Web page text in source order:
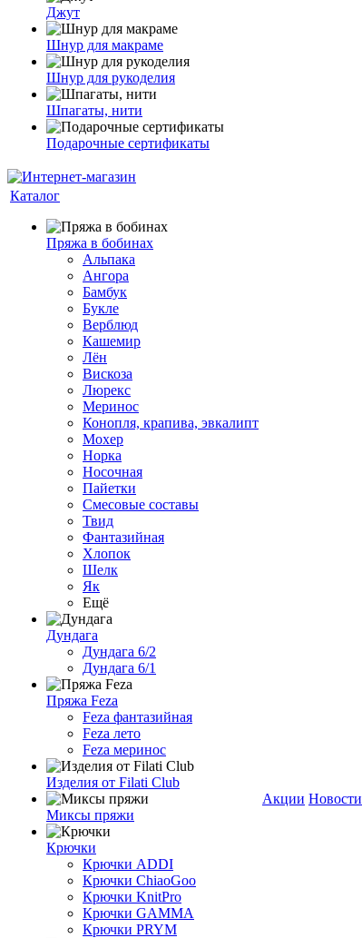
Джут
Шнур для макраме
Шнур для рукоделия
Шпагаты, нити
Подарочные сертификаты
Каталог
Пряжа в бобинах
Альпака
Ангора
Бамбук
Букле
Верблюд
Кашемир
Лён
Вискоза
Люрекс
Меринос
Конопля, крапива, эвкалипт
Мохер
Норка
Носочная
Пайетки
Смесовые составы
Твид
Фантазийная
Хлопок
Шелк
Як
Ещё
Дундага
Дундага 6/2
Дундага 6/1
Пряжа Feza
Feza фантазийная
Feza лето
Feza меринос
Изделия от Filati Club
Миксы пряжи
Крючки
Крючки ADDI
Крючки ChiaoGoo
Крючки KnitPro
Крючки GAMMA
Крючки PRYM
Акции Новости